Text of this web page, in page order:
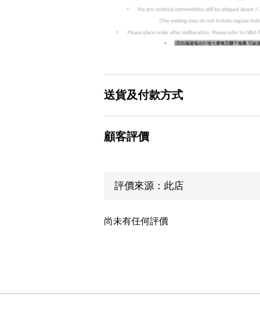
送貨及付款方式
顧客評價
尚未有任何評價